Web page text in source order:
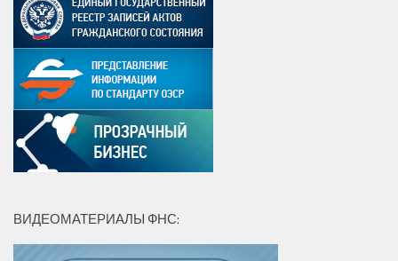
ВИДЕОМАТЕРИАЛЫ ФНС: